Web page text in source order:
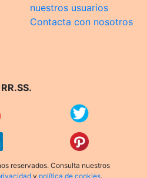
nuestros usuarios
Contacta con nosotros
reservados. Consulta nuestros
y política de cookies.